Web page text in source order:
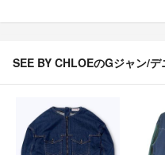
SEE BY CHLOEのGジャン/